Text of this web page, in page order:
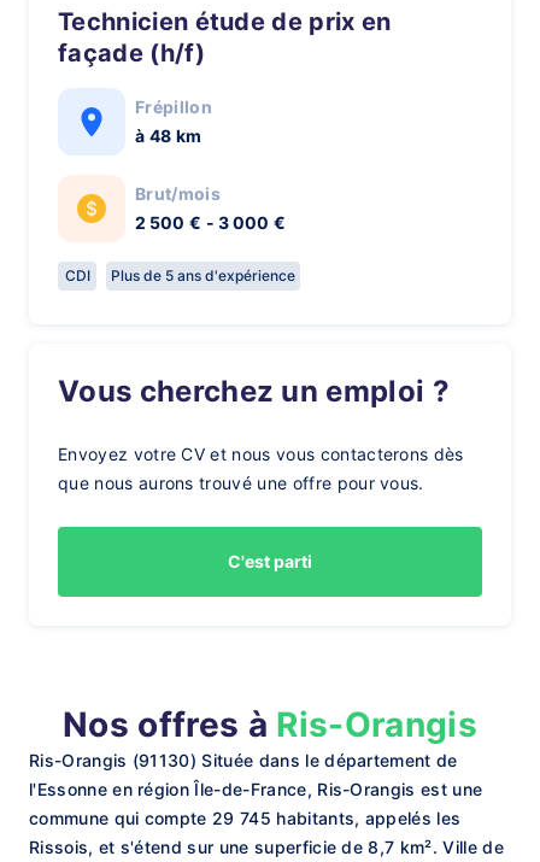
Technicien étude de prix en
façade (h/f)
Frépillon
à 48 km
Brut/mois
2 500 € - 3 000 €
CDI Plus de 5 ans d'expérience
Vous cherchez un emploi ?
Envoyez votre CV et nous vous contacterons dès
que nous aurons trouvé une offre pour vous.
C'est parti
Nos offres à Ris-Orangis
Ris-Orangis (91130) Située dans le département de
l'Essonne en région Île-de-France, Ris-Orangis est une
commune qui compte 29 745 habitants, appelés les
Rissois, et s'étend sur une superficie de 8,7 km². Ville de